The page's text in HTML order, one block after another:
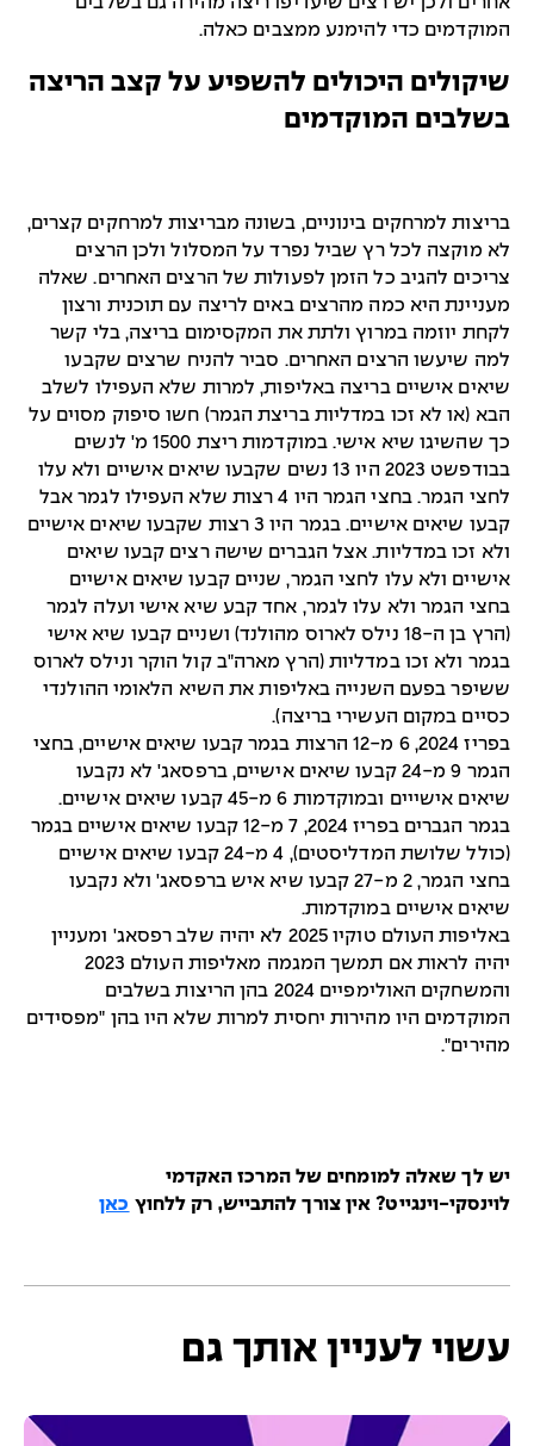
המוקדמים כדי להימנע ממצבים כאלה.
שיקולים היכולים להשפיע על קצב הריצה
בשלבים המוקדמים
בריצות למרחקים בינוניים, בשונה מבריצות למרחקים קצרים,
לא מוקצה לכל רץ שביל נפרד על המסלול ולכן הרצים
צריכים להגיב כל הזמן לפעולות של הרצים האחרים. שאלה
מעניינת היא כמה מהרצים באים לריצה עם תוכנית ורצון
לקחת יוזמה במרוץ ולתת את המקסימום בריצה, בלי קשר
למה שיעשו הרצים האחרים. סביר להניח שרצים שקבעו
שיאים אישיים בריצה באליפות, למרות שלא העפילו לשלב
הבא (או לא זכו במדליות בריצת הגמר) חשו סיפוק מסוים על
כך שהשיגו שיא אישי. במוקדמות ריצת 1500 מ' לנשים
בבודפשט 2023 היו 13 נשים שקבעו שיאים אישיים ולא עלו
לחצי הגמר. בחצי הגמר היו 4 רצות שלא העפילו לגמר אבל
קבעו שיאים אישיים. בגמר היו 3 רצות שקבעו שיאים אישיים
ולא זכו במדליות. אצל הגברים שישה רצים קבעו שיאים
אישיים ולא עלו לחצי הגמר, שניים קבעו שיאים אישיים
בחצי הגמר ולא עלו לגמר, אחד קבע שיא אישי ועלה לגמר
(הרץ בן ה-18 נילס לארוס מהולנד) ושניים קבעו שיא אישי
בגמר ולא זכו במדליות (הרץ מארה"ב קול הוקר ונילס לארוס
ששיפר בפעם השנייה באליפות את השיא הלאומי ההולנדי
כסיים במקום העשירי בריצה).
בפריז 2024, 6 מ-12 הרצות בגמר קבעו שיאים אישיים, בחצי
הגמר 9 מ-24 קבעו שיאים אישיים, ברפסאג' לא נקבעו
שיאים אישייים ובמוקדמות 6 מ-45 קבעו שיאים אישיים.
בגמר הגברים בפריז 2024, 7 מ-12 קבעו שיאים אישיים בגמר
(כולל שלושת המדליסטים), 4 מ-24 קבעו שיאים אישיים
בחצי הגמר, 2 מ-27 קבעו שיא איש ברפסאג' ולא נקבעו
שיאים אישיים במוקדמות.
באליפות העולם טוקיו 2025 לא יהיה שלב רפסאג' ומעניין
יהיה לראות אם תמשך המגמה מאליפות העולם 2023
והמשחקים האולימפיים 2024 בהן הריצות בשלבים
המוקדמים היו מהירות יחסית למרות שלא היו בהן "מפסידים
מהירים".
יש לך שאלה למומחים של המרכז האקדמי
לוינסקי-וינגייט? אין צורך להתבייש, רק ללחוץ כאן
עשוי לעניין אותך גם